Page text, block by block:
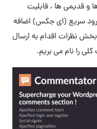
و قدیمی ها ، قابلیت
سریع (ای جکس) اضافه
نظرات اقدام به ارسال
را نام می بریم.